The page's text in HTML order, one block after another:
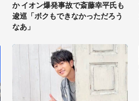
か イオン爆発事故で斎藤幸平氏も
逡巡「ボクもできなかっただろう
なあ」